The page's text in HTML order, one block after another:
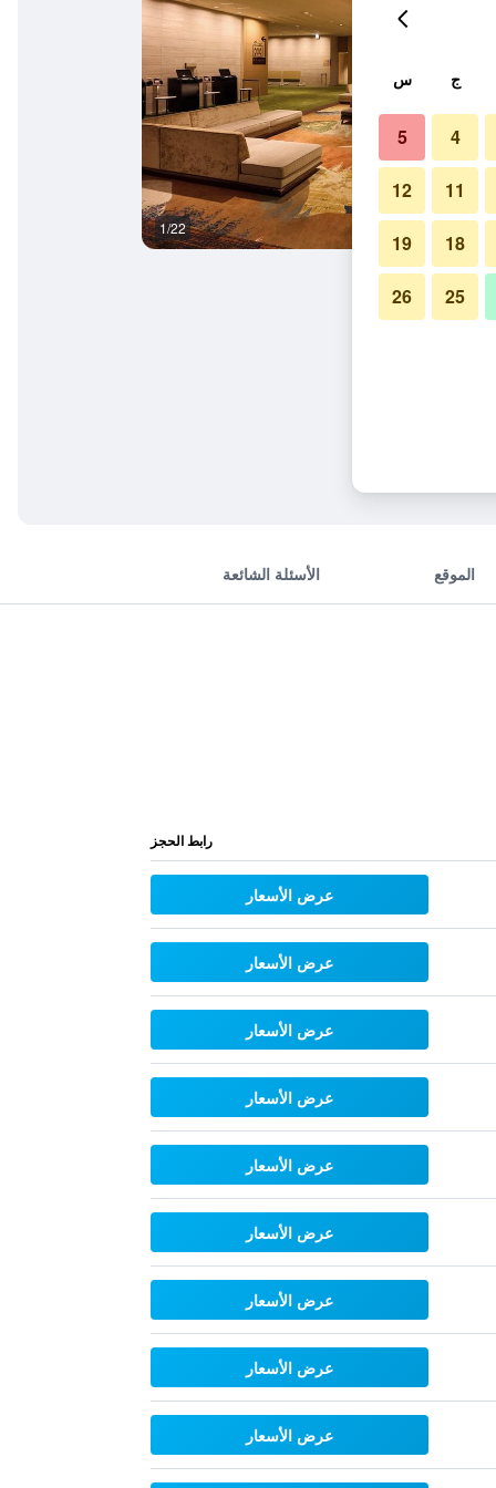
1/22
الموقع الأسئلة الشائعة
رابط الحجز
عرض الأسعار
عرض الأسعار
عرض الأسعار
عرض الأسعار
عرض الأسعار
عرض الأسعار
عرض الأسعار
عرض الأسعار
عرض الأسعار
ج س
4
5
11
12
18
19
25
26